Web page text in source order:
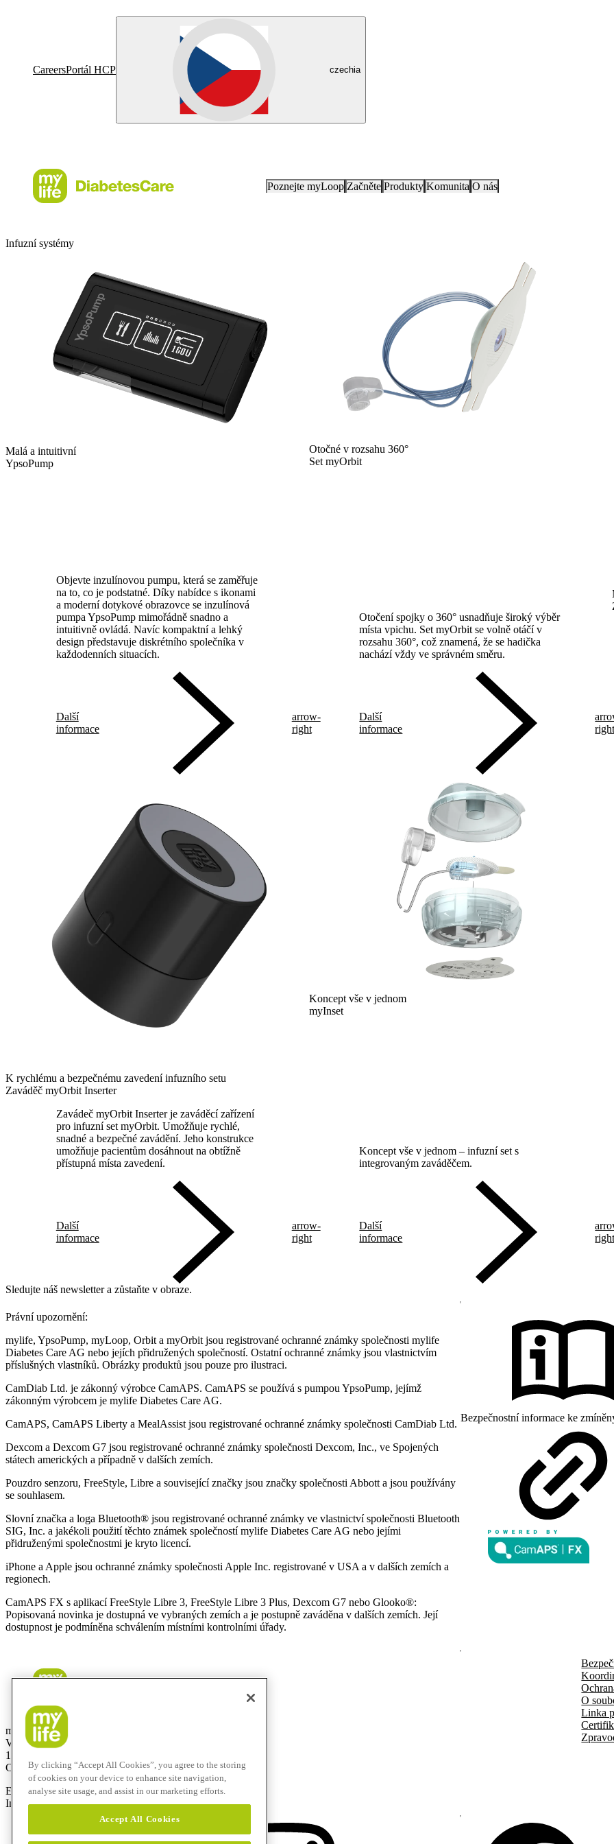
CareersPortál HCP czechia
Poznejte myLoop Začněte Produkty Komunita O nás
Infuzní systémy
Malá a intuitivní
YpsoPump
Objevte inzulínovou pumpu, která se zaměřuje
na to, co je podstatné. Díky nabídce s ikonami
a moderní dotykové obrazovce se inzulínová
pumpa YpsoPump mimořádně snadno a
intuitivně ovládá. Navíc kompaktní a lehký
design představuje diskrétního společníka v
každodenních situacích.
Další
informace
arrow-
right
Otočné v rozsahu 360°
Set myOrbit
Otočení spojky o 360° usnadňuje široký výběr
místa vpichu. Set myOrbit se volně otáčí v
rozsahu 360°, což znamená, že se hadička
nachází vždy ve správném směru.
Další
informace
K rychlému a bezpečnému zavedení infuzního setu
Zaváděč myOrbit Inserter
Zavádeč myOrbit Inserter je zaváděcí zařízení
pro infuzní set myOrbit. Umožňuje rychlé,
snadné a bezpečné zavádění. Jeho konstrukce
umožňuje pacientům dosáhnout na obtížně
přístupná místa zavedení.
Další
informace
arrow-
right
Koncept vše v jednom
myInset
Koncept vše v jednom – infuzní set s
integrovaným zaváděčem.
Další
informace
Sledujte náš newsletter a zůstaňte v obraze.
Právní upozornění:
mylife, YpsoPump, myLoop, Orbit a myOrbit jsou registrované ochranné známky společnosti mylife
Diabetes Care AG nebo jejích přidružených společností. Ostatní ochranné známky jsou vlastnictvím
příslušných vlastníků. Obrázky produktů jsou pouze pro ilustraci.
CamDiab Ltd. je zákonný výrobce CamAPS. CamAPS se používá s pumpou YpsoPump, jejímž
zákonným výrobcem je mylife Diabetes Care AG.
CamAPS, CamAPS Liberty a MealAssist jsou registrované ochranné známky společnosti CamDiab Ltd.
Dexcom a Dexcom G7 jsou registrované ochranné známky společnosti Dexcom, Inc., ve Spojených
státech amerických a případně v dalších zemích.
Pouzdro senzoru, FreeStyle, Libre a související značky jsou značky společnosti Abbott a jsou používány
se souhlasem.
Slovní značka a loga Bluetooth® jsou registrované ochranné známky ve vlastnictví společnosti Bluetooth
SIG, Inc. a jakékoli použití těchto známek společností mylife Diabetes Care AG nebo jejími
přidruženými společnostmi je kryto licencí.
iPhone a Apple jsou ochranné známky společnosti Apple Inc. registrované v USA a v dalších zemích a
regionech.
CamAPS FX s aplikací FreeStyle Libre 3, FreeStyle Libre 3 Plus, Dexcom G7 nebo Glooko®:
Popisovaná novinka je dostupná ve vybraných zemích a je postupně zaváděna v dalších zemích. Její
dostupnost je podmíněna schválením místními kontrolními úřady.
Bezpečnostní informace ke
mylife Diabetes Care s.r.o.
Vinohradská 1597/174
130 00 Praha 3
Czech Republic
E-Mail:info@mylife-diabetescare.cz
Infolinka:800 140 440
O
Linka
By clicking “Accept All Cookies”, you agree to the storing
of cookies on your device to enhance site navigation,
analyse site usage, and assist in our marketing efforts.
Accept All Cookies